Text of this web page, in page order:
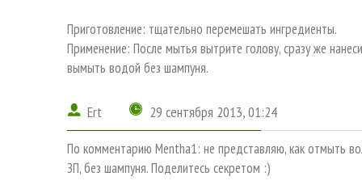
Приготовление: тщательно перемешать ингредиенты.
Применение: После мытья вытрите голову, сразу же
вымыть водой без шампуня.
Ert 29 сентября 2013, 01:24
По комментарию Mentha1: не представляю, как отмыть
ЗП, без шампуня. Поделитесь секретом :)